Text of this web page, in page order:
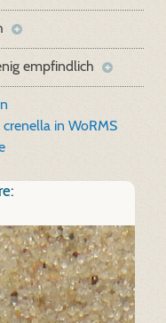
empfindlich
in WoRMS